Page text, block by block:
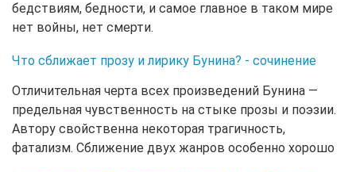
бедствиям, бедности, и самое главное в таком мире
нет войны, нет смерти.
Что сближает прозу и лирику Бунина? - сочинение
Отличительная черта всех произведений Бунина —
предельная чувственность на стыке прозы и поэзии.
Автору свойственна некоторая трагичность,
фатализм. Сближение двух жанров особенно хорошо